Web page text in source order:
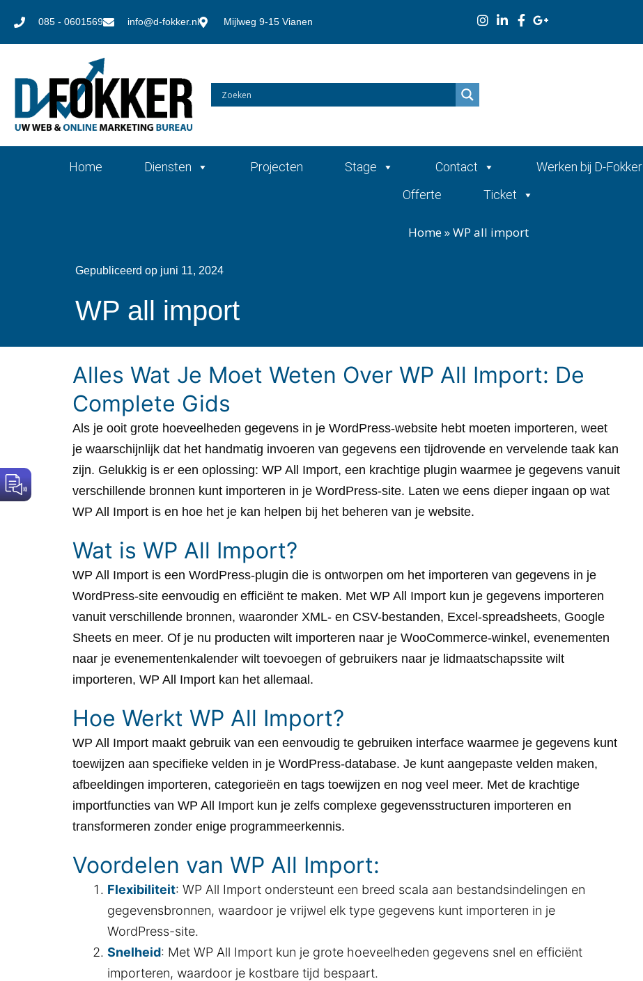
085 - 0601569 info@d-fokker.nl Mijlweg 9-15 Vianen
Home Diensten Projecten Stage Contact Werken bij D-Fokker
Offerte
Ticket
Home»WP all import
Gepubliceerd op juni 11, 2024
WP all import
Alles Wat Je Moet Weten Over WP All Import: De
Complete Gids
Als je ooit grote hoeveelheden gegevens in je WordPress-website hebt moeten importeren, weet
je waarschijnlijk dat het handmatig invoeren van gegevens een tijdrovende en vervelende taak kan
zijn. Gelukkig is er een oplossing: WP All Import, een krachtige plugin waarmee je gegevens vanuit
verschillende bronnen kunt importeren in je WordPress-site. Laten we eens dieper ingaan op wat
WP All Import is en hoe het je kan helpen bij het beheren van je website.
Wat is WP All Import?
WP All Import is een WordPress-plugin die is ontworpen om het importeren van gegevens in je
WordPress-site eenvoudig en efficiënt te maken. Met WP All Import kun je gegevens importeren
vanuit verschillende bronnen, waaronder XML- en CSV-bestanden, Excel-spreadsheets, Google
Sheets en meer. Of je nu producten wilt importeren naar je WooCommerce-winkel, evenementen
naar je evenementenkalender wilt toevoegen of gebruikers naar je lidmaatschapssite wilt
importeren, WP All Import kan het allemaal.
Hoe Werkt WP All Import?
WP All Import maakt gebruik van een eenvoudig te gebruiken interface waarmee je gegevens kunt
toewijzen aan specifieke velden in je WordPress-database. Je kunt aangepaste velden maken,
afbeeldingen importeren, categorieën en tags toewijzen en nog veel meer. Met de krachtige
importfuncties van WP All Import kun je zelfs complexe gegevensstructuren importeren en
transformeren zonder enige programmeerkennis.
Voordelen van WP All Import:
Flexibiliteit: WP All Import ondersteunt een breed scala aan bestandsindelingen en
gegevensbronnen, waardoor je vrijwel elk type gegevens kunt importeren in je
WordPress-site.
Snelheid: Met WP All Import kun je grote hoeveelheden gegevens snel en efficiënt
importeren, waardoor je kostbare tijd bespaart.